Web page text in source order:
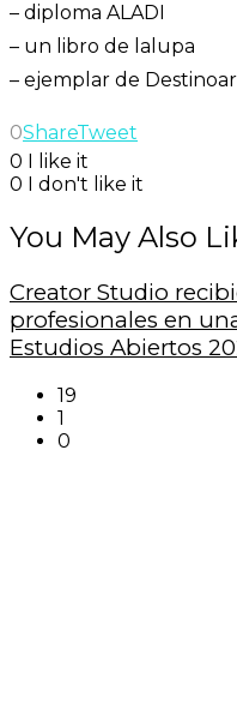
– diploma ALADI
– un libro de lalupa
– ejemplar de
0ShareTweet
0
I like it
0
I don't like it
You May Also
Creator Studio
profesionales en
Estudios Abiertos
19
1
0